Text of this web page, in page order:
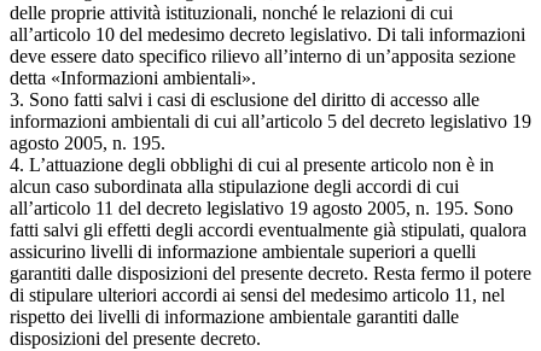
delle proprie attività istituzionali, nonché le relazioni di cui
all’articolo 10 del medesimo decreto legislativo. Di tali informazioni
deve essere dato specifico rilievo all’interno di un’apposita sezione
detta «Informazioni ambientali».
3. Sono fatti salvi i casi di esclusione del diritto di accesso alle
informazioni ambientali di cui all’articolo 5 del decreto legislativo 19
agosto 2005, n. 195.
4. L’attuazione degli obblighi di cui al presente articolo non è in
alcun caso subordinata alla stipulazione degli accordi di cui
all’articolo 11 del decreto legislativo 19 agosto 2005, n. 195. Sono
fatti salvi gli effetti degli accordi eventualmente già stipulati, qualora
assicurino livelli di informazione ambientale superiori a quelli
garantiti dalle disposizioni del presente decreto. Resta fermo il potere
di stipulare ulteriori accordi ai sensi del medesimo articolo 11, nel
rispetto dei livelli di informazione ambientale garantiti dalle
disposizioni del presente decreto.